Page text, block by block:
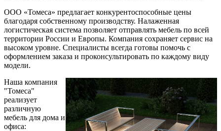
ООО «Томеса» предлагает конкурентоспособные цены
благодаря собственному производству. Налаженная
логистическая система позволяет отправлять мебель по всей
территории России и Европы. Компания сохраняет сервис на
высоком уровне. Специалисты всегда готовы помочь с
оформлением заказа и проконсультировать по каждому виду
модели.
Наша компания
"Томеса"
реализует
различную
мебель для дома и
офиса: